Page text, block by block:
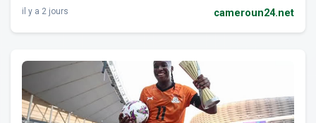
il y a 2 jours cameroun24.net